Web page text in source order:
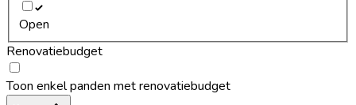
Open
Renovatiebudget
Toon enkel panden met renovatiebudget